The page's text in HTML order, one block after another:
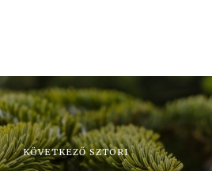
KÖVETKEZŐ SZTORI